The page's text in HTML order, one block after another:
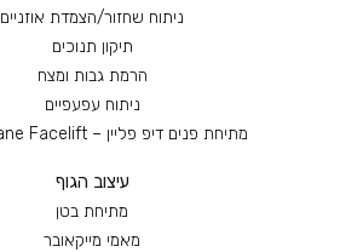
ניתוח שחזור/הצמדת אוזניים
תיקון תנוכים
הרמת גבות ומצח
ניתוח עפעפיים
מתיחת פנים דיפ פליין – Deep Plane Facelift
עיצוב הגוף
מתיחת בטן
מאמי מייקאובר